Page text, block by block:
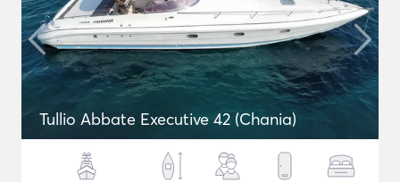
Tullio Abbate Executive 42 (Chania)